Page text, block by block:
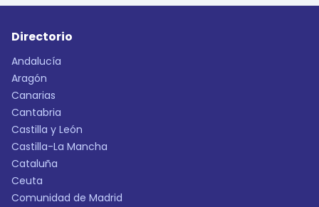
Directorio
Andalucía
Aragón
Canarias
Cantabria
Castilla y León
Castilla-La Mancha
Cataluña
Ceuta
Comunidad de Madrid